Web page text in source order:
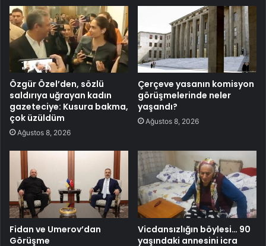
Özgür Özel’den, sözlü
saldırıya uğrayan kadın
gazeteciye: Kusura bakma,
çok üzüldüm
Ağustos 8, 2026
Çerçeve yasanın komisyon
görüşmelerinde neler
yaşandı?
Ağustos 8, 2026
Fidan ve Umerov’dan
Görüşme
Vicdansızlığın böylesi… 90
yaşındaki annesini icra